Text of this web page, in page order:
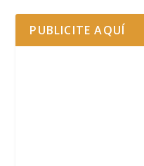
PUBLICITE AQUÍ